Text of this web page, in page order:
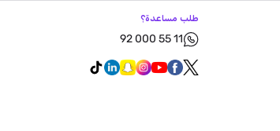
طلب مساعدة؟
92 000 55 11